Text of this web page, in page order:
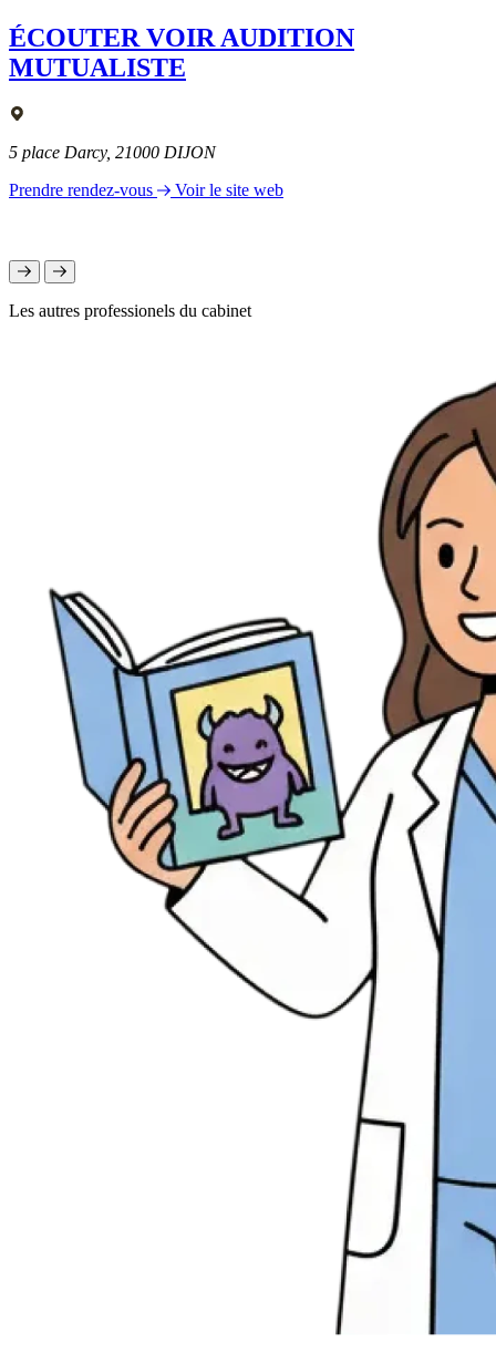
ÉCOUTER VOIR AUDITION
MUTUALISTE
5 place Darcy, 21000 DIJON
Prendre rendez-vous
Voir le site web
Les autres professionels du cabinet